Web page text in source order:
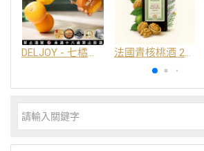
DELJOY - 七橘干邑利口酒 24% 法國青核桃酒 25%